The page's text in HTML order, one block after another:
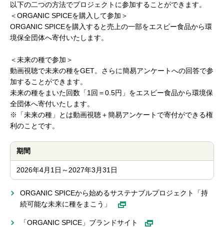
以下の二つの方法でプロジェクトに参加することができます。
＜ORGANIC SPICEを購入して参加＞
ORGANIC SPICEを購入すると売上の一部をエスビー食品から環
境保全団体へ寄付いたします。
＜未来の種で参加＞
動画視聴で未来の種をGET。さらに簡易アンケートへの回答で参
加することができます。
未来の種をまいた回数「1回＝0.5円」をエスビー食品から環境保
全団体へ寄付いたします。
※「未来の種」とは動画視聴＋簡易アンケートで寄付ができる権
利のことです。
期間
2026年4月1日～2027年3月31日
ORGANIC SPICEから始めるサステナブルプロジェクト「持
続可能な未来に種をまこう」
「ORGANIC SPICE」ブランドサイト